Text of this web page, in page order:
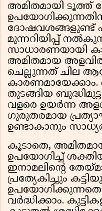
അമിതമായി ടൂത്ത്
ദോഷവശങ്ങളുണ്ട്
മുന്നറിയിപ്പ്
സാധാരണയായി
അമിതമായ
ചെല്ലുന്നത് ചില
കാരണമായേക്കാം.
തുടങ്ങിയ
വളരെ ഉയർന്ന
ഗുരുതരമായ
ഉണ്ടാകാനും
കൂടാതെ,
ഉപയോഗിച്ച്
ഇനാമലിൻ്റെ
പ്രത്യേകിച്ചും
വർദ്ധിക്കാം.